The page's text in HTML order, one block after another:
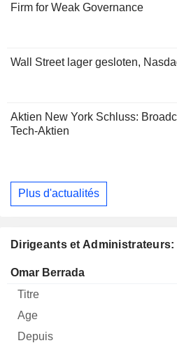
Firm for Weak Governance
Wall Street lager gesloten,
Aktien New York Schluss:
Tech-Aktien
Plus d'actualités
Dirigeants et
Dirigeant Titre
Omar Berrada